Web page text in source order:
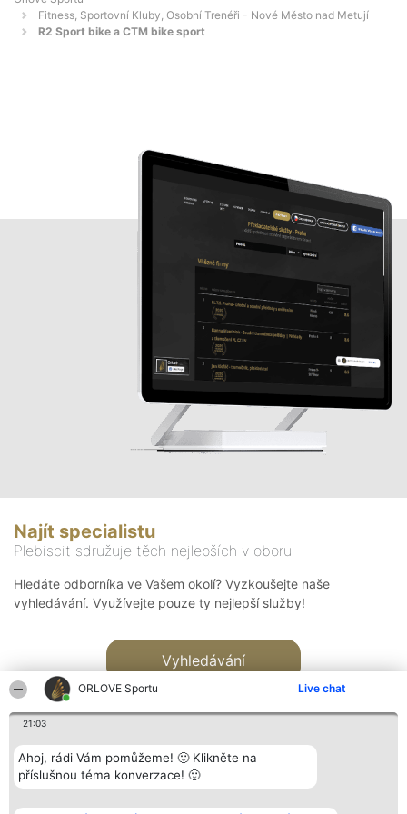
ORLOVE Sportu Live chat
21:03
Ahoj, rádi Vám pomůžeme! 🙂 Klikněte na
příslušnou téma konverzace! 🙂
Fitness, Sportovní Kluby, Osobní Trenéři - Nové Město nad Metují
R2 Sport bike a CTM bike sport
Najít specialistu
Plebiscit sdružuje těch nejlepších v oboru
Hledáte odborníka ve Vašem okolí? Vyzkoušejte naše
vyhledávání. Využívejte pouze ty nejlepší služby!
Vyhledávání
Bright Side Solutions sp. z o. Vítězové Kontakt